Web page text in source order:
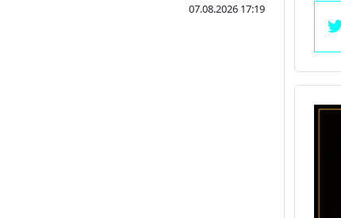
07.08.2026 17:19